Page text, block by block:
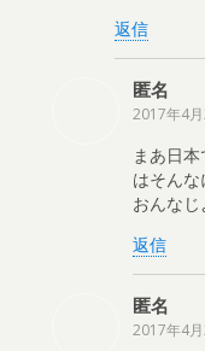
返信
匿名
2017年4
まあ日
はそん
おんな
返信
匿名
2017年4